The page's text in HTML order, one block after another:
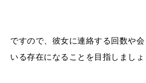
ですので、彼女に連絡する回数や
いる存在になることを目指しましょ